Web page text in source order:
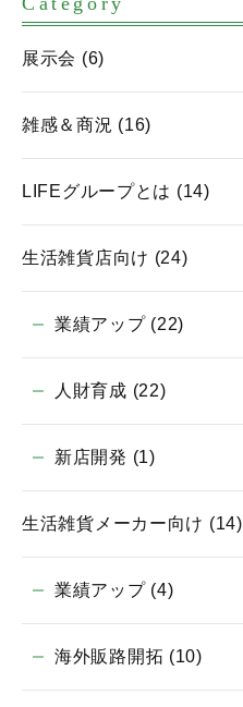
展示会 (6)
雑感＆商況 (16)
LIFEグループとは (14)
生活雑貨店向け (24)
業績アップ (22)
人財育成 (22)
新店開発 (1)
生活雑貨メーカー向け (14)
業績アップ (4)
海外販路開拓 (10)